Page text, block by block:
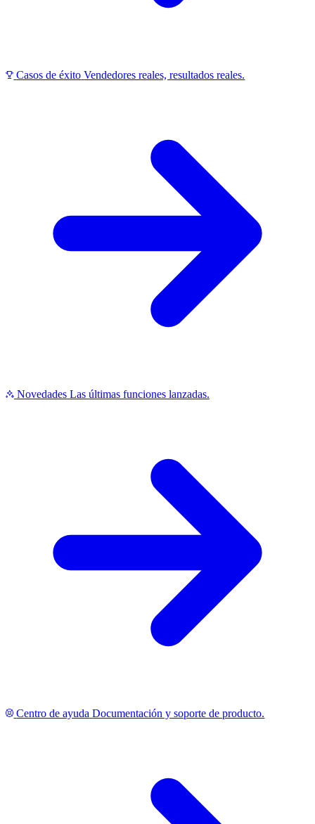
Casos de éxito Vendedores reales, resultados reales.
Novedades Las últimas funciones lanzadas.
Centro de ayuda Documentación y soporte de producto.